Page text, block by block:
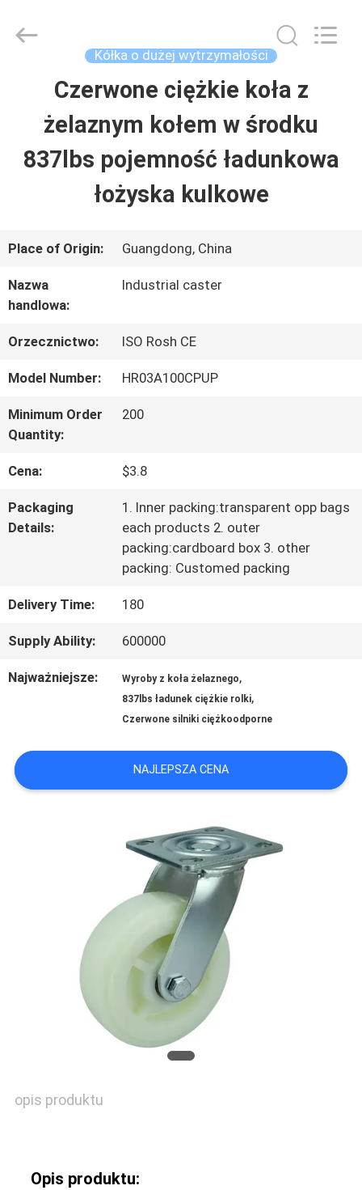
PRODUKTY
NAS
FABRYCE
JAKOŚCI
SKONTAKTUJ
SIĘ
Z
NAMI
POPROSIĆ
O
PRIVACY
Ylcaster
Metal
Kółka o dużej wytrzymałości
Czerwone ciężkie koła z
żelaznym kołem w środku
837lbs pojemność ładunkowa
łożyska kulkowe
Place of Origin: Guangdong, China
Nazwa
handlowa:
Industrial caster
Orzecznictwo: ISO Rosh CE
Model Number: HR03A100CPUP
Minimum Order
Quantity:
200
Cena: $3.8
Packaging
Details:
1. Inner packing:transparent opp bags
each products 2. outer
packing:cardboard box 3. other
packing: Customed packing
Delivery Time: 180
Supply Ability: 600000
Najważniejsze: Wyroby z koła żelaznego,
837lbs ładunek ciężkie rolki,
Czerwone silniki ciężkoodporne
NAJLEPSZA CENA
opis produktu
Opis produktu: